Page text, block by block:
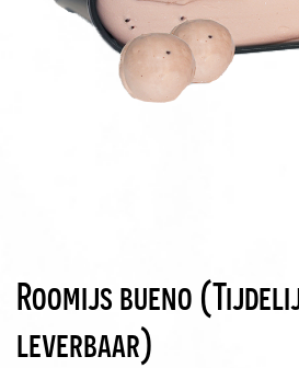
Roomijs bueno
leverbaar)